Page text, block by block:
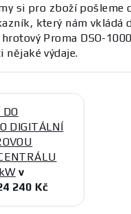
si pro zboží pošleme
který nám vkládá
Proma DSO-
nějaké výdaje.
DIGITÁLNÍ
v
240 Kč